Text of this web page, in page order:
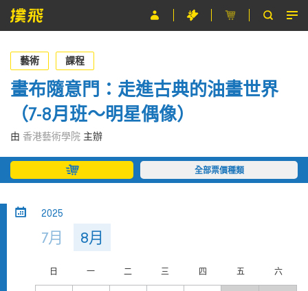
節目
主辦單位
關於撲飛
條款及細則
EN
藝術 課程
畫布隨意門：走進古典的油畫世界
（7-8月班～明星偶像）
由 香港藝術學院 主辦
全部票價種類
2025
7月 8月
日 一 二 三 四 五 六